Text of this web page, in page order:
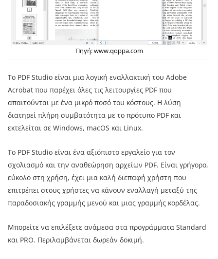
Πηγή: www.qoppa.com
Το PDF Studio είναι μια λογική εναλλακτική του Adobe
Acrobat που παρέχει όλες τις λειτουργίες PDF που
απαιτούνται με ένα μικρό ποσό του κόστους. Η λύση
διατηρεί πλήρη συμβατότητα με το πρότυπο PDF και
εκτελείται σε Windows, macOS και Linux.
Το PDF Studio είναι ένα αξιόπιστο εργαλείο για τον
σχολιασμό και την αναθεώρηση αρχείων PDF. Είναι γρήγορο,
εύκολο στη χρήση, έχει μια καλή διεπαφή χρήστη που
επιτρέπει στους χρήστες να κάνουν εναλλαγή μεταξύ της
παραδοσιακής γραμμής μενού και μιας γραμμής κορδέλας.
Μπορείτε να επιλέξετε ανάμεσα στα προγράμματα Standard
και PRO. Περιλαμβάνεται δωρεάν δοκιμή.